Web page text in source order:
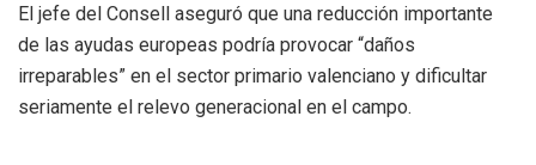
El jefe del Consell aseguró que una reducción importante
de las ayudas europeas podría provocar “daños
irreparables” en el sector primario valenciano y dificultar
seriamente el relevo generacional en el campo.